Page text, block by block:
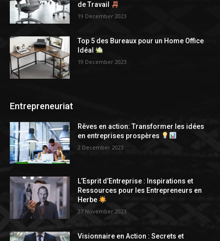
de Travail
19 December 2023
Top 5 des Bureaux pour un Home Office
Idéal
19 December 2023
Entrepreneuriat
Rêves en action: Transformer les idées
en entreprises prospères
2 December 2023
L’Esprit d’Entreprise : Inspirations et
Ressources pour les Entrepreneurs en
Herbe
27 November 2023
Visionnaire en Action : Secrets et